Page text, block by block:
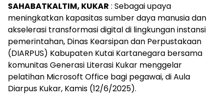
SAHABATKALTIM, KUKAR : Sebagai upaya
meningkatkan kapasitas sumber daya manusia dan
akselerasi transformasi digital di lingkungan instansi
pemerintahan, Dinas Kearsipan dan Perpustakaan
(DIARPUS) Kabupaten Kutai Kartanegara bersama
komunitas Generasi Literasi Kukar menggelar
pelatihan Microsoft Office bagi pegawai, di Aula
Diarpus Kukar, Kamis (12/6/2025).